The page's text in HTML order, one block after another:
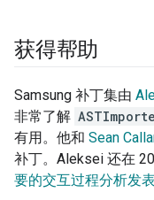
获得帮助
Samsung 补丁集由
非常了解
有用。他和 Sean
补丁。Aleksei 还在
要的交互过程分析发